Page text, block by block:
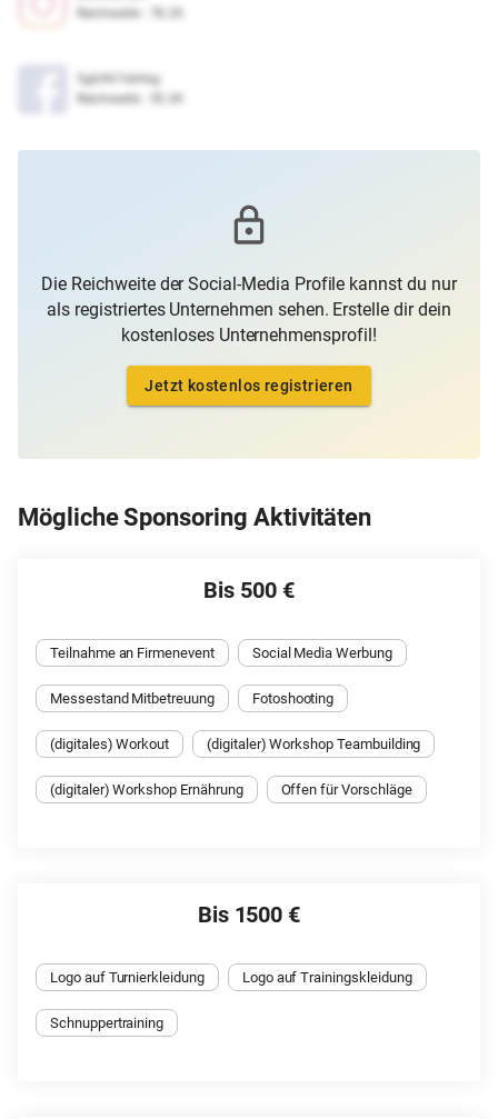
Reichweite
5gb967xbhkg
Reichweite
Die Reichweite der Social-Media Profile kannst du nur
als registriertes Unternehmen sehen. Erstelle dir dein
kostenloses Unternehmensprofil!
Jetzt kostenlos registrieren
Mögliche Sponsoring Aktivitäten
Bis 500 €
Teilnahme an Firmenevent Social Media Werbung
Messestand Mitbetreuung Fotoshooting
(digitales) Workout (digitaler) Workshop Teambuilding
(digitaler) Workshop Ernährung Offen für Vorschläge
Bis 1500 €
Logo auf Turnierkleidung Logo auf Trainingskleidung
Schnuppertraining